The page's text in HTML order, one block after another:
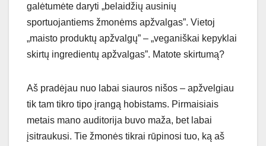
galėtumėte daryti „belaidžių ausinių
sportuojantiems žmonėms apžvalgas”. Vietoj
„maisto produktų apžvalgų” – „veganiškai kepyklai
skirtų ingredientų apžvalgas”. Matote skirtumą?
Aš pradėjau nuo labai siauros nišos – apžvelgiau
tik tam tikro tipo įrangą hobistams. Pirmaisiais
metais mano auditorija buvo maža, bet labai
įsitraukusi. Tie žmonės tikrai rūpinosi tuo, ką aš